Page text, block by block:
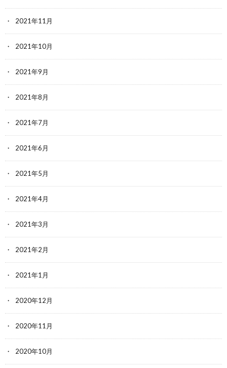
2021年11月
2021年10月
2021年9月
2021年8月
2021年7月
2021年6月
2021年5月
2021年4月
2021年3月
2021年2月
2021年1月
2020年12月
2020年11月
2020年10月